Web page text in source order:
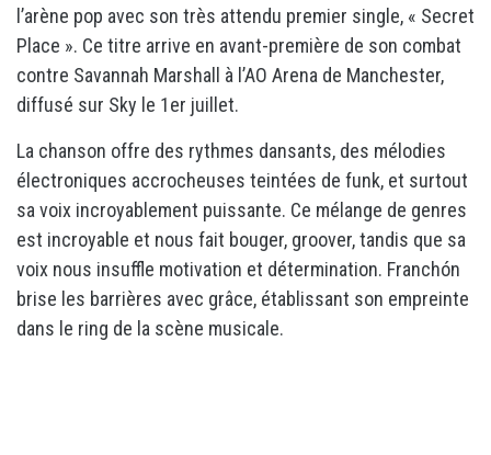
l’arène pop avec son très attendu premier single, « Secret
Place ». Ce titre arrive en avant-première de son combat
contre Savannah Marshall à l’AO Arena de Manchester,
diffusé sur Sky le 1er juillet.
La chanson offre des rythmes dansants, des mélodies
électroniques accrocheuses teintées de funk, et surtout
sa voix incroyablement puissante. Ce mélange de genres
est incroyable et nous fait bouger, groover, tandis que sa
voix nous insuffle motivation et détermination. Franchón
brise les barrières avec grâce, établissant son empreinte
dans le ring de la scène musicale.